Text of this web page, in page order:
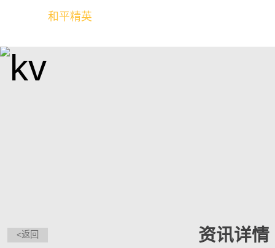
和平精英
<返回 资讯详情